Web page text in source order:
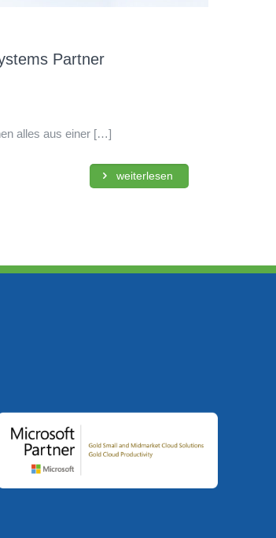
Partner
alles aus einer[…]
weiterlesen